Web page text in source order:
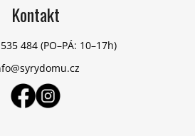
Kontakt
484 (PO–PÁ: 10–17h)